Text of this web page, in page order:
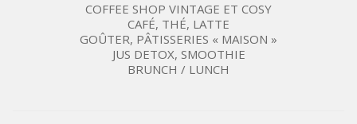
COFFEE SHOP VINTAGE ET COSY
CAFÉ, THÉ, LATTE
GOÛTER, PÂTISSERIES « MAISON »
JUS DETOX, SMOOTHIE
BRUNCH / LUNCH